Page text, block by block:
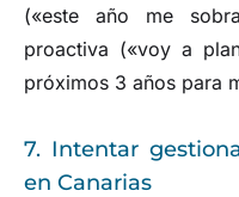
(«este año me
proactiva («voy a
próximos 3 años para
7. Intentar
en Canarias